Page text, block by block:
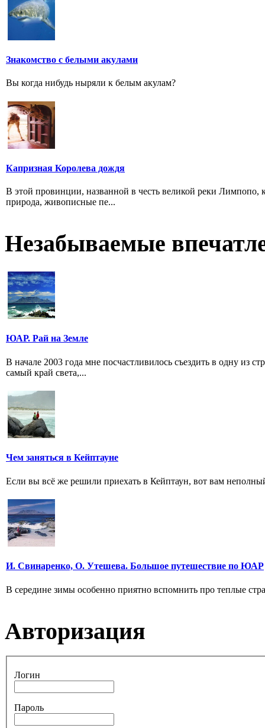
Знакомство с белыми акулами
Вы когда нибудь ныряли к белым акулам?
Капризная Королева дождя
В этой провинции, названной в честь великой реки Лимпопо,
природа, живописные пе...
Незабываемые
ЮАР. Рай на Земле
В начале 2003 года мне посчастливилось съездить в одну из
самый край света,...
Чем заняться в Кейптауне
Если вы всё же решили приехать в Кейптаун, вот вам
И. Свинаренко, О. Утешева. Большое путешествие по ЮАР
В середине зимы особенно приятно вспомнить про теплые
Авторизация
Логин
Пароль